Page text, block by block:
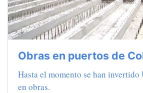
Obras en puertos de
Hasta el momento se han invertido
en obras.